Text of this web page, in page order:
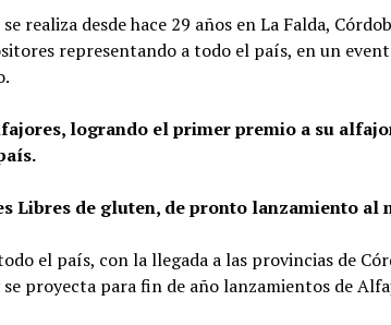
realiza desde hace 29 años en La Falda,
representando a todo el país, en un
logrando el primer premio a su
Libres de gluten, de pronto lanzamiento al
el país, con la llegada a las provincias de
proyecta para fin de año lanzamientos de